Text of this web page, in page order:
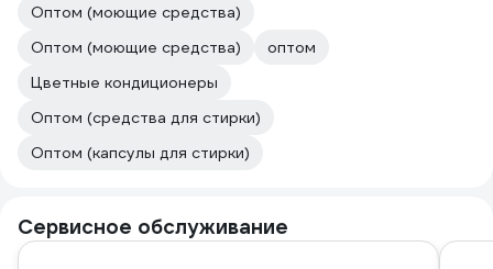
Оптом (моющие средства)
Оптом (моющие средства)
оптом
Цветные кондиционеры
Оптом (средства для стирки)
Оптом (капсулы для стирки)
Сервисное обслуживание